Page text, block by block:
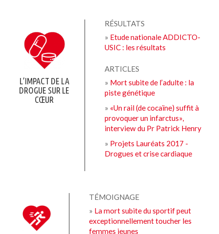
L’IMPACT DE LA
DROGUE SUR LE
CŒUR
RÉSULTATS
» Etude nationale ADDICTO-
USIC : les résultats
ARTICLES
» Mort subite de l’adulte : la
piste génétique
» «Un rail (de cocaïne) suffit à
provoquer un infarctus»,
interview du Pr Patrick Henry
» Projets Lauréats 2017 -
Drogues et crise cardiaque
TÉMOIGNAGE
» La mort subite du sportif peut
exceptionnellement toucher les
femmes jeunes